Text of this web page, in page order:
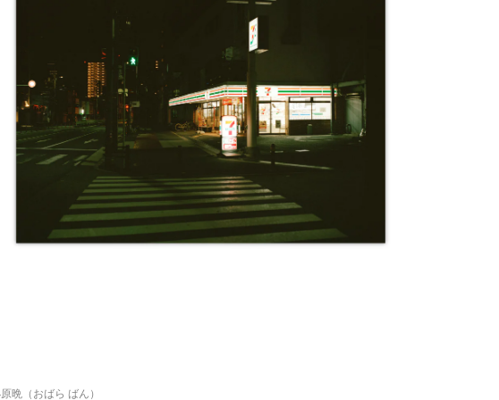
晩（おばら ばん）